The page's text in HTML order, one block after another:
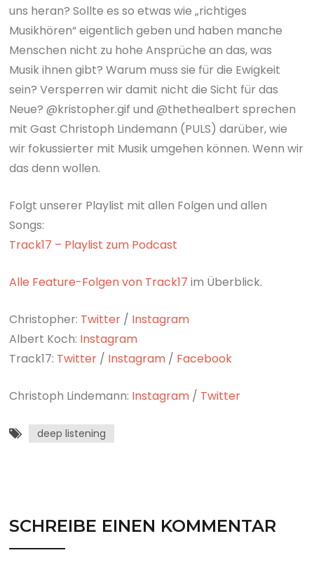
uns heran? Sollte es so etwas wie „richtiges
Musikhören“ eigentlich geben und haben manche
Menschen nicht zu hohe Ansprüche an das, was
Musik ihnen gibt? Warum muss sie für die Ewigkeit
sein? Versperren wir damit nicht die Sicht für das
Neue? @kristopher.gif und @thethealbert sprechen
mit Gast Christoph Lindemann (PULS) darüber, wie
wir fokussierter mit Musik umgehen können. Wenn wir
das denn wollen.⁠
Folgt unserer Playlist mit allen Folgen und allen
Songs:
Track17 – Playlist zum Podcast
Alle Feature-Folgen von Track17 im Überblick.
Christopher: Twitter / Instagram
Albert Koch: Instagram
Track17: Twitter / Instagram / Facebook
Christoph Lindemann: Instagram / Twitter
deep listening
SCHREIBE EINEN KOMMENTAR